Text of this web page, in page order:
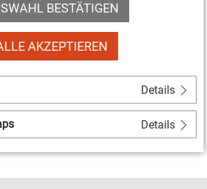
Thüringen),
Zwo20)undBenjamin Krense
nachhören
BESTÄTIGEN
AKZEPTIEREN
Details
Details